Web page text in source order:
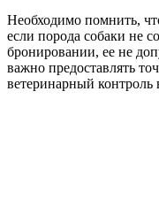
Необходимо помнить,
если порода собаки не
бронировании, ее не
важно предоставлять
ветеринарный контроль